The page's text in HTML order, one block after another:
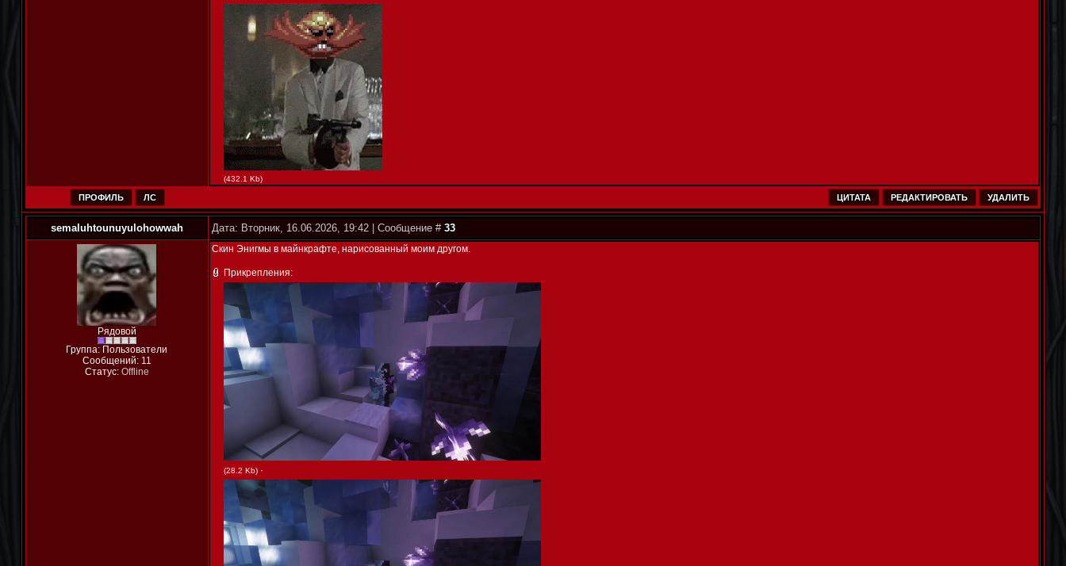
(432.1 Kb)
ПРОФИЛЬ ЛС ЦИТАТА РЕДАКТИРОВАТЬ УДАЛИТЬ
semaluhtounuyulohowwah Дата: Вторник, 16.06.2026, 19:42 | Сообщение # 33
Рядовой
Группа: Пользователи
Сообщений: 11
Статус: Offline
Скин Энигмы в майнкрафте, нарисованный моим другом.
Прикрепления:
(28.2 Kb) ·